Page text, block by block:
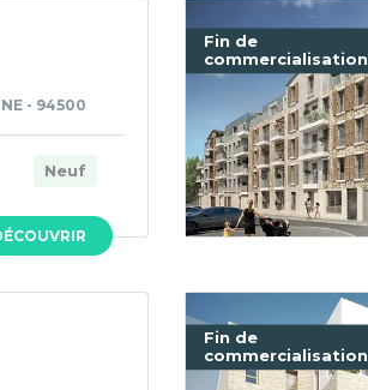
- 94500
Neuf
Fin de
commercialisation
Fin de
commercialisation